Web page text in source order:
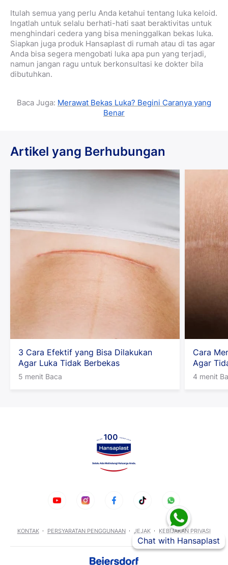
Chat with Hansaplast
Itulah semua yang perlu Anda ketahui tentang luka keloid.
Ingatlah untuk selalu berhati-hati saat beraktivitas untuk
menghindari cedera yang bisa meninggalkan bekas luka.
Siapkan juga produk Hansaplast di rumah atau di tas agar
Anda bisa segera mengobati luka apa pun yang terjadi,
namun jangan ragu untuk berkonsultasi ke dokter bila
dibutuhkan.
Baca Juga: Merawat Bekas Luka? Begini Caranya yang
Benar
Artikel yang Berhubungan
3 Cara Efektif yang Bisa Dilakukan
Agar Luka Tidak Berbekas
5 menit Baca
Cara
Agar
4 menit
KONTAK PERSYARATAN PENGGUNAAN JEJAK KEBIJAKAN PRIVASI